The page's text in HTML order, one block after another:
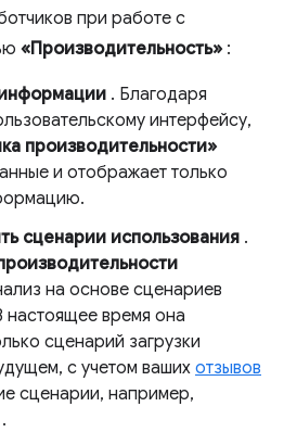
при работе с
«Производительность» :
. Благодаря
интерфейсу,
производительности»
и отображает только
сценарии использования .
на основе сценариев
настоящее время она
сценарий загрузки
с учетом ваших отзывов
сценарии, например,
.